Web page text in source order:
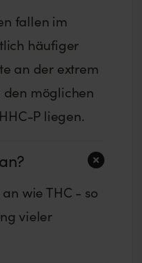
fallen im
häufiger
an der extrem
den möglichen
P liegen.
wie THC - so
vieler